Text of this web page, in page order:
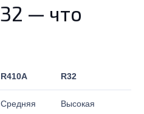
— что
R410A R32
Средняя Высокая